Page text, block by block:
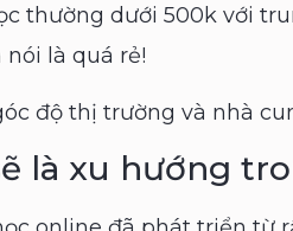
thường dưới 500k với
là quá rẻ!
độ thị trường và nhà
là xu hướng